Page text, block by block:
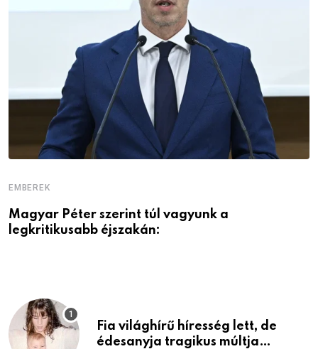
EMBEREK
Magyar Péter szerint túl vagyunk a
legkritikusabb éjszakán:
Fia világhírű híresség lett, de
édesanyja tragikus múltja